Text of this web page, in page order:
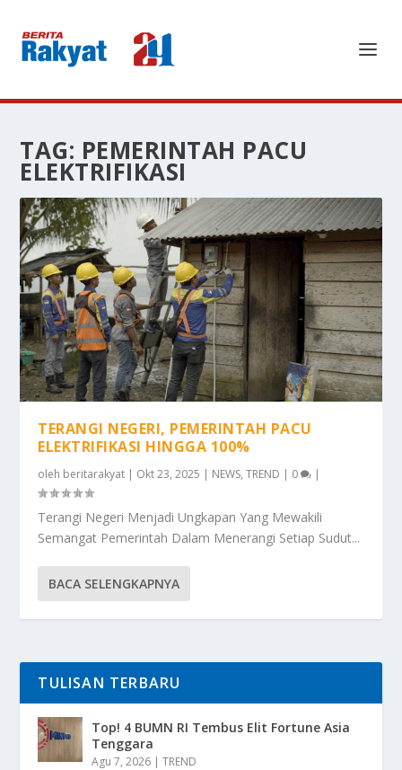
TAG: PEMERINTAH PACU
ELEKTRIFIKASI
TERANGI NEGERI, PEMERINTAH PACU
ELEKTRIFIKASI HINGGA 100%
oleh beritarakyat | Okt 23, 2025 | NEWS,TREND | 0 |
Terangi Negeri Menjadi Ungkapan Yang Mewakili
Semangat Pemerintah Dalam Menerangi Setiap Sudut...
BACA SELENGKAPNYA
TULISAN TERBARU
Top! 4 BUMN RI Tembus Elit Fortune Asia
Tenggara
Agu 7, 2026 |TREND